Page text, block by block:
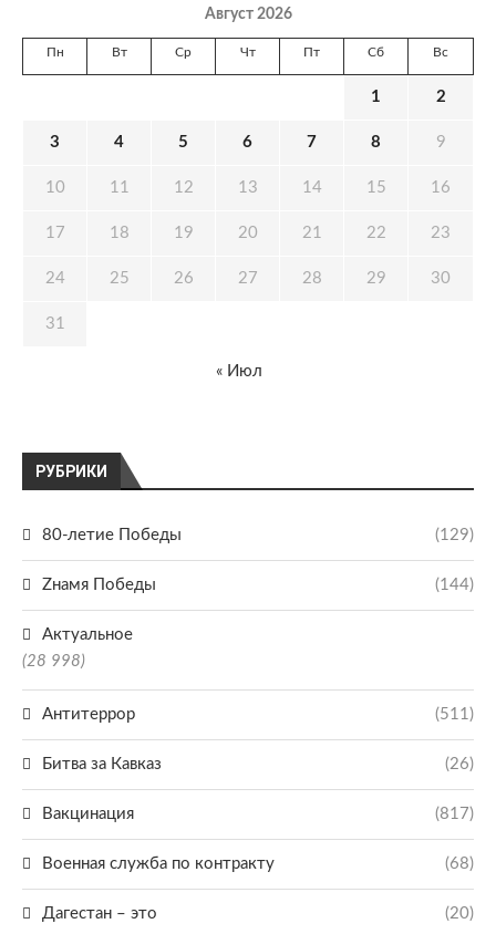
РУБРИКИ
80-летие Победы (129)
Zнамя Победы (144)
Актуальное
(28 998)
Антитеррор (511)
Битва за Кавказ (26)
Вакцинация (817)
Военная служба по контракту (68)
Дагестан – это (20)
Август 2026
Пн Вт Ср Чт Пт Сб Вс
1 2
3 4 5 6 7 8 9
10 11 12 13 14 15 16
17 18 19 20 21 22 23
24 25 26 27 28 29 30
31
« Июл